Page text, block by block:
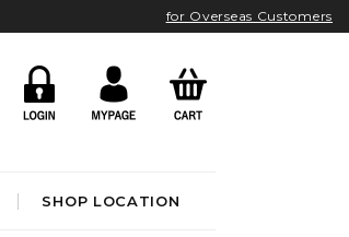
for Overseas Customers
SHOP LOCATION